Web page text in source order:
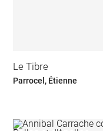
Le Tibre
Parrocel, Étienne